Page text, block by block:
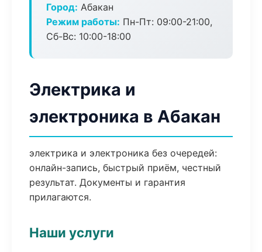
Город: Абакан
Режим работы: Пн-Пт: 09:00-21:00,
Сб-Вс: 10:00-18:00
Электрика и
электроника в Абакан
электрика и электроника без очередей:
онлайн-запись, быстрый приём, честный
результат. Документы и гарантия
прилагаются.
Наши услуги